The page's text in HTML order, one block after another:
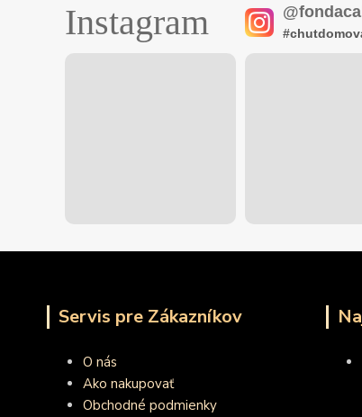
Instagram
Servis pre Zákazníkov
O nás
Ako nakupovať
Obchodné podmienky